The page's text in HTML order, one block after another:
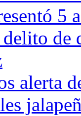
5
de
alerta